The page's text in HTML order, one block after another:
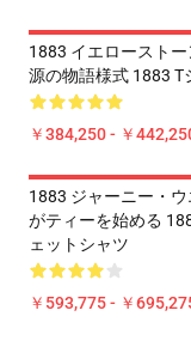
1883 イエローストー
源の物語様式 1883 T
￥384,250 - ￥
1883 ジャーニー・ウ
がティーを始める
ェットシャツ
￥593,775 - ￥